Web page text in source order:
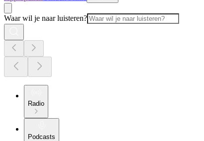
Waar wil je naar luisteren?
Radio
Podcasts